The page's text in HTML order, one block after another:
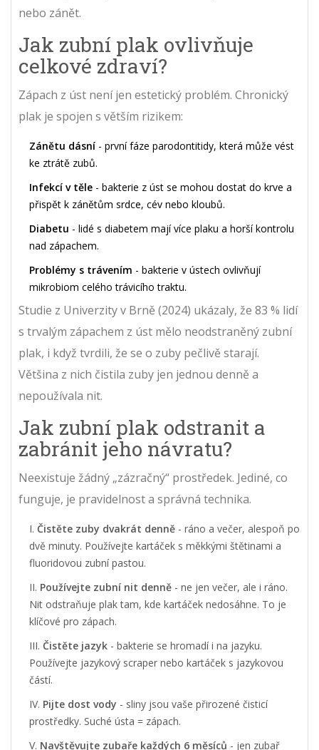
nebo zánět.
Jak zubní plak ovlivňuje
celkové zdraví?
Zápach z úst není jen estetický problém. Chronický
plak je spojen s větším rizikem:
Zánětu dásní - první fáze parodontitidy, která může vést
ke ztrátě zubů.
Infekcí v těle - bakterie z úst se mohou dostat do krve a
přispět k zánětům srdce, cév nebo kloubů.
Diabetu - lidé s diabetem mají více plaku a horší kontrolu
nad zápachem.
Problémy s trávením - bakterie v ústech ovlivňují
mikrobiom celého trávicího traktu.
Studie z Univerzity v Brně (2024) ukázaly, že 83 % lidí
s trvalým zápachem z úst mělo neodstraněný zubní
plak, i když tvrdili, že se o zuby pečlivě starají.
Většina z nich čistila zuby jen jednou denně a
nepoužívala nit.
Jak zubní plak odstranit a
zabránit jeho návratu?
Neexistuje žádný „zázračný“ prostředek. Jediné, co
funguje, je pravidelnost a správná technika.
Čistěte zuby dvakrát denně - ráno a večer, alespoň po
dvě minuty. Používejte kartáček s měkkými štětinami a
fluoridovou zubní pastou.
Používejte zubní nit denně - ne jen večer, ale i ráno.
Nit odstraňuje plak tam, kde kartáček nedosáhne. To je
klíčové pro zápach.
Čistěte jazyk - bakterie se hromadí i na jazyku.
Používejte jazykový scraper nebo kartáček s jazykovou
částí.
Pijte dost vody - sliny jsou vaše přirozené čisticí
prostředky. Suché ústa = zápach.
Navštěvujte zubaře každých 6 měsíců - jen zubař